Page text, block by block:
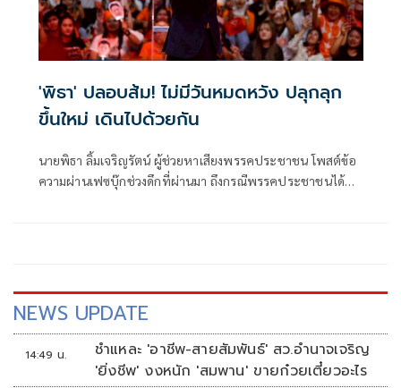
'พิธา' ปลอบส้ม! ไม่มีวันหมดหวัง ปลุกลุก
ขึ้นใหม่ เดินไปด้วยกัน
นายพิธา ลิ้มเจริญรัตน์ ผู้ช่วยหาเสียงพรรคประชาชน โพสต์ข้อ
ความผ่านเฟซบุ๊กช่วงดึกที่ผ่านมา ถึงกรณีพรรคประชาชนได้
NEWS UPDATE
14:49 น.
ชำแหละ 'อาชีพ-สายสัมพันธ์' สว.อำนาจเจริญ
'ยิ่งชีพ' งงหนัก 'สมพาน' ขายก๋วยเตี๋ยวอะไร